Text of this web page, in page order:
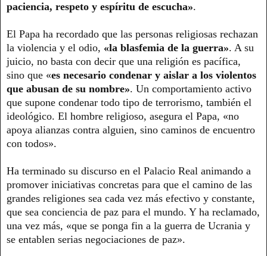
paciencia, respeto y espíritu de escucha».
El Papa ha recordado que las personas religiosas rechazan
la violencia y el odio, «la blasfemia de la guerra». A su
juicio, no basta con decir que una religión es pacífica,
sino que «es necesario condenar y aislar a los violentos
que abusan de su nombre». Un comportamiento activo
que supone condenar todo tipo de terrorismo, también el
ideológico. El hombre religioso, asegura el Papa, «no
apoya alianzas contra alguien, sino caminos de encuentro
con todos».
Ha terminado su discurso en el Palacio Real animando a
promover iniciativas concretas para que el camino de las
grandes religiones sea cada vez más efectivo y constante,
que sea conciencia de paz para el mundo. Y ha reclamado,
una vez más, «que se ponga fin a la guerra de Ucrania y
se entablen serias negociaciones de paz».